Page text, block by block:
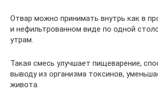
Отвар можно принимать внутрь как в
и нефильтрованном виде по одной
утрам.
Такая смесь улучшает пищеварение,
выводу из организма токсинов,
живота.